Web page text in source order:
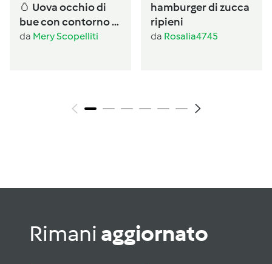
🥚 Uova occhio di
bue con contorno di
verdure al Varoma
da Mery Scopelliti
hamburger di zucca
ripieni
da Rosalia4745
Rimani aggiornato